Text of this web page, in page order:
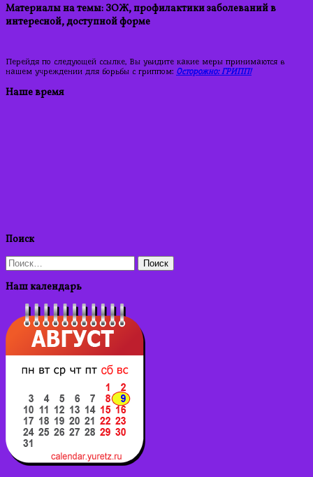
Материалы на темы: ЗОЖ, профилактики заболеваний в
интересной, доступной форме
Перейдя по следующей ссылке, Вы увидите какие меры принимаются в
нашем учреждении для борьбы с гриппом: Осторожно: ГРИПП!
Наше время
Поиск
Найти:
Наш календарь